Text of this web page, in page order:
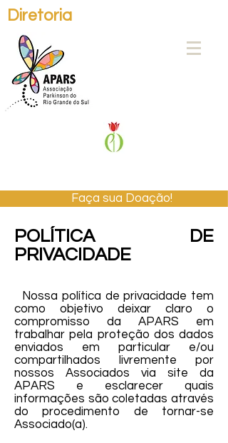
Diretoria
Faça sua Doação!
POLÍTICA DE
PRIVACIDADE
Nossa política de privacidade tem
como objetivo deixar claro o
compromisso da APARS em
trabalhar pela proteção dos dados
enviados em particular e/ou
compartilhados livremente por
nossos Associados via site da
APARS e esclarecer quais
informações são coletadas através
do procedimento de tornar-se
Associado(a).